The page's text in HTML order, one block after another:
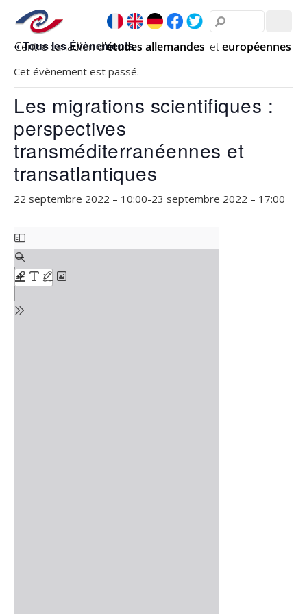
« Tous les Évènements
Cet évènement est passé.
Les migrations scientifiques :
perspectives
transméditerranéennes et
transatlantiques
22 septembre 2022 – 10:00-23 septembre 2022 – 17:00
Skip
to
PDF
content